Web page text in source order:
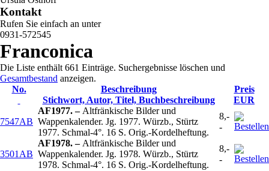
Kontakt
Rufen Sie einfach an unter
0931-572545
Franconica
Die Liste enthält 661 Einträge. Suchergebnisse löschen und
Gesamtbestand anzeigen.
No.
Beschreibung
Stichwort, Autor, Titel, Buchbeschreibung
Preis
EUR
7547AB
AF1977. – Altfränkische Bilder und
Wappenkalender. Jg. 1977. Würzb., Stürtz
1977. Schmal-4°. 16 S. Orig.-Kordelheftung.
8,-
-
3501AB
AF1978. – Altfränkische Bilder und
Wappenkalender. Jg. 1978. Würzb., Stürtz
1978. Schmal-4°. 16 S. Orig.-Kordelheftung.
8,-
-